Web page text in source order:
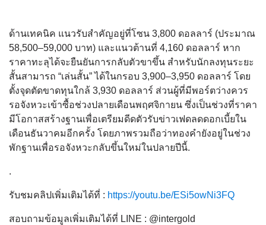
ด้านเทคนิค แนวรับสำคัญอยู่ที่โซน 3,800 ดอลลาร์ (ประมาณ
58,500–59,000 บาท) และแนวต้านที่ 4,160 ดอลลาร์ หาก
ราคาทะลุได้จะยืนยันการกลับตัวขาขึ้น สำหรับนักลงทุนระยะ
สั้นสามารถ “เล่นสั้น” ได้ในกรอบ 3,900–3,950 ดอลลาร์ โดย
ตั้งจุดตัดขาดทุนใกล้ 3,930 ดอลลาร์ ส่วนผู้ที่มีพอร์ตว่างควร
รอจังหวะเข้าซื้อช่วงปลายเดือนพฤศจิกายน ซึ่งเป็นช่วงที่ราคา
มีโอกาสสร้างฐานเพื่อเตรียมดีดตัวรับข่าวเฟดลดดอกเบี้ยใน
เดือนธันวาคมอีกครั้ง โดยภาพรวมถือว่าทองคำยังอยู่ในช่วง
พักฐานเพื่อรอจังหวะกลับขึ้นใหม่ในปลายปีนี้.
.
รับชมคลิปเพิ่มเติมได้ที่ : https://youtu.be/ESi5owNi3FQ
สอบถามข้อมูลเพิ่มเติมได้ที่ LINE : @intergold